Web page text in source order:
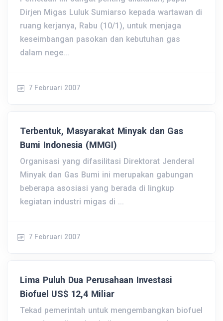
Dirjen Migas Luluk Sumiarso kepada wartawan di
ruang kerjanya, Rabu (10/1), untuk menjaga
keseimbangan pasokan dan kebutuhan gas
dalam nege...
7 Februari 2007
Terbentuk, Masyarakat Minyak dan Gas
Bumi Indonesia (MMGI)
Organisasi yang difasilitasi Direktorat Jenderal
Minyak dan Gas Bumi ini merupakan gabungan
beberapa asosiasi yang berada di lingkup
kegiatan industri migas di ...
7 Februari 2007
Lima Puluh Dua Perusahaan Investasi
Biofuel US$ 12,4 Miliar
Tekad pemerintah untuk mengembangkan biofuel